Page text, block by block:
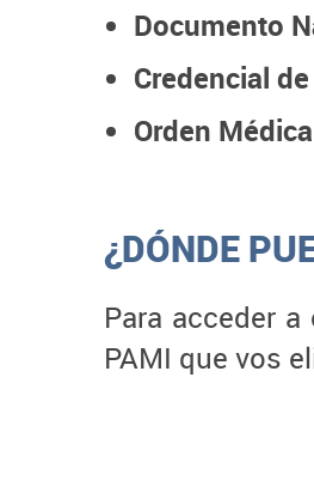
Documento
Credencial
Orden
¿DÓNDE
Para acceder
PAMI que vos